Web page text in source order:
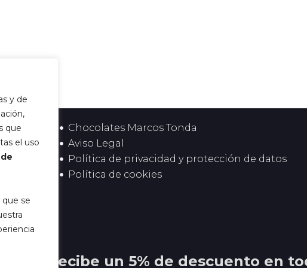
y de
que
el uso
se
Chocolates Marcos Tonda
Aviso Legal
Política de privacidad y protección de datos
Política de cookies
y recibe un 5% de descuento en